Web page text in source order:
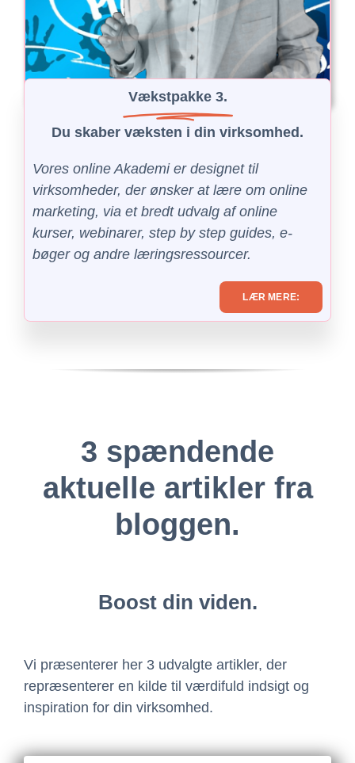
Vækstpakke 3.
Du skaber væksten i din virksomhed.
Vores online Akademi er designet til
virksomheder, der ønsker at lære om online
marketing, via et bredt udvalg af online
kurser, webinarer, step by step guides, e-
bøger og andre læringsressourcer.
LÆR MERE:
3 spændende
aktuelle artikler fra
bloggen.
Boost din viden.
Vi præsenterer her 3 udvalgte artikler, der
repræsenterer en kilde til værdifuld indsigt og
inspiration for din virksomhed.